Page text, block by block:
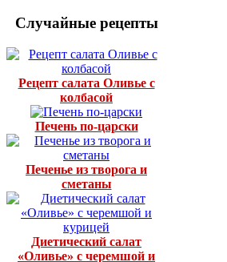
Случайные рецепты
Рецепт салата Оливье с
колбасой
Печень по-царски
Печенье из творога и
сметаны
Диетический салат
«Оливье» с черемшой и